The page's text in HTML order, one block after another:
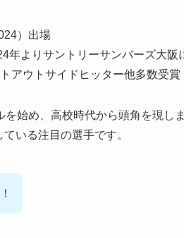
）出場
年よりサントリーサンバーズ大阪
アウトサイドヒッター他多数受賞
始め、高校時代から頭角を現し
いる注目の選手です。